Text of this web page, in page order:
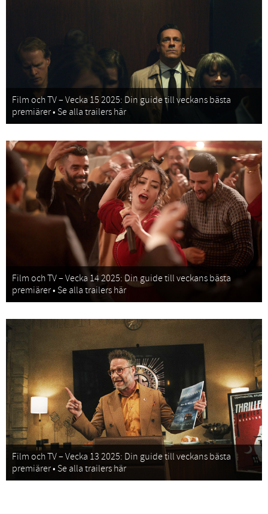
Film och TV – Vecka 15 2025: Din guide till veckans bästa
premiärer • Se alla trailers här
Film och TV – Vecka 14 2025: Din guide till veckans bästa
premiärer • Se alla trailers här
Film och TV – Vecka 13 2025: Din guide till veckans bästa
premiärer • Se alla trailers här